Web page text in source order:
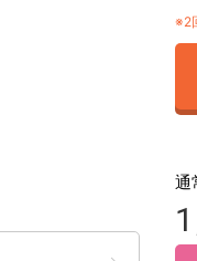
※2
通